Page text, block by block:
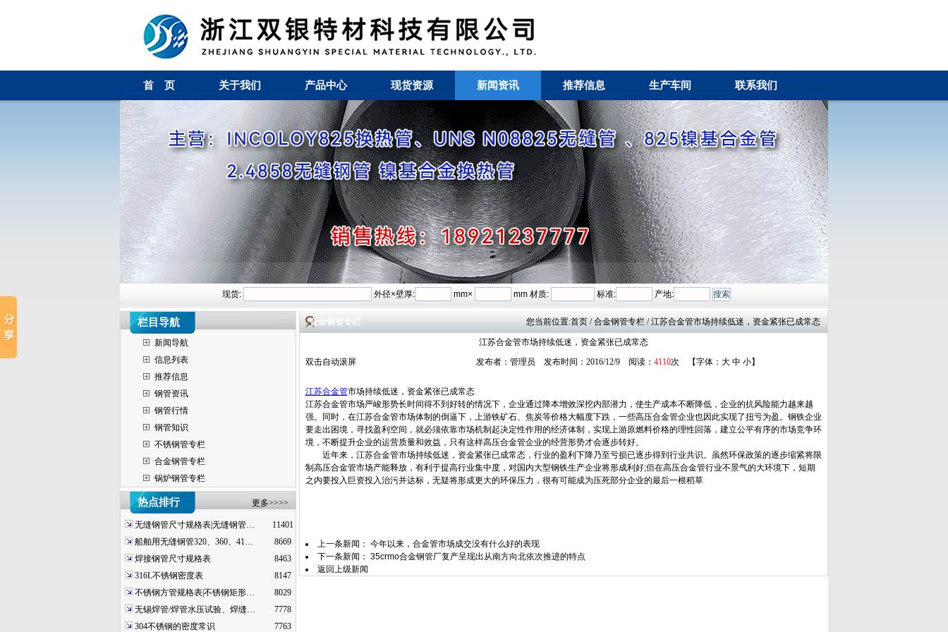
首 页 关于我们 产品中心 现货资源 新闻资讯 推荐信息 生产车间 联系我们
现货: 外径×壁厚: mm× mm 材质: 标准: 产地:
栏目导航
新闻导航
信息列表
推荐信息
钢管资讯
钢管行情
钢管知识
不锈钢管专栏
合金钢管专栏
锅炉钢管专栏
热点排行 更多>>>>
无缝钢管尺寸规格表|无缝钢管…
11401
船舶用无缝钢管320、360、41…
8669
焊接钢管尺寸规格表
8463
316L不锈钢密度表
8147
不锈钢方管规格表|不锈钢矩形…
8029
无锡焊管/焊管水压试验、焊缝…
7778
304不锈钢的密度常识
7763
合金钢管专栏 您当前位置:首页 / 合金钢管专栏 / 江苏合金管市场持续低迷，资金紧张已成常态
江苏合金管市场持续低迷，资金紧张已成常态
双击自动滚屏
发布者：管理员 发布时间：2016/12/9 阅读： 4110次 【字体： 大 中 小】
江苏合金管市场持续低迷，资金紧张已成常态
江苏合金管市场严峻形势长时间得不到好转的情况下，企业通过降本增效深挖内部潜力，使生产成本不断降低，企业的抗风险能力越来越
强。同时，在江苏合金管市场体制的倒逼下，上游铁矿石、焦炭等价格大幅度下跌，一些高压合金管企业也因此实现了扭亏为盈。钢铁企业
要走出困境，寻找盈利空间，就必须依靠市场机制起决定性作用的经济体制，实现上游原燃料价格的理性回落，建立公平有序的市场竞争环
境，不断提升企业的运营质量和效益，只有这样高压合金管企业的经营形势才会逐步转好。
近年来，江苏合金管市场持续低迷，资金紧张已成常态，行业的盈利下降乃至亏损已逐步得到行业共识。虽然环保政策的逐步缩紧将限
制高压合金管市场产能释放，有利于提高行业集中度，对国内大型钢铁生产企业将形成利好;但在高压合金管行业不景气的大环境下，短期
之内要投入巨资投入治污并达标，无疑将形成更大的环保压力，很有可能成为压死部分企业的最后一根稻草
上一条新闻： 今年以来，合金管市场成交没有什么好的表现
下一条新闻： 35crmo合金钢管厂复产呈现出从南方向北依次推进的特点
返回上级新闻